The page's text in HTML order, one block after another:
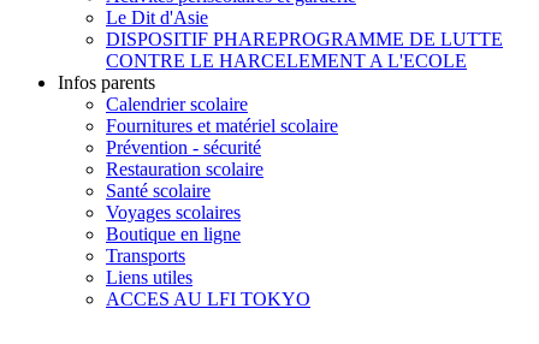
Le Dit d'Asie
DISPOSITIF PHAREPROGRAMME DE LUTTE
CONTRE LE HARCELEMENT A L'ECOLE
Infos parents
Calendrier scolaire
Fournitures et matériel scolaire
Prévention - sécurité
Restauration scolaire
Santé scolaire
Voyages scolaires
Boutique en ligne
Transports
Liens utiles
ACCES AU LFI TOKYO